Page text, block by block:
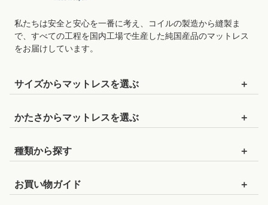
私たちは安全と安心を一番に考え、コイルの製造から縫製ま
で、すべての工程を国内工場で生産した純国産品のマットレス
をお届けしています。
サイズからマットレスを選ぶ
セミシングル：幅80cm×長さ195cm
セミシングル90
シングルショート
かたさからマットレスを選ぶ
ややかためのマットレス
標準的な硬さのマットレス
種類から探す
セレクトオーダーマットレス
お買い物ガイド